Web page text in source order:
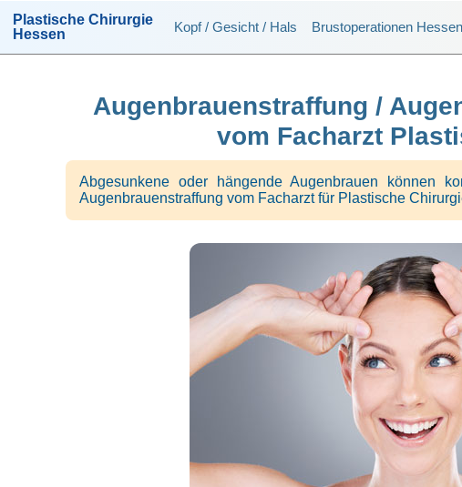
Plastische Chirurgie
Hessen
Kopf / Gesicht / Hals Brustoperationen Hessen
Augenbrauenstraffung /
vom Facharzt
Abgesunkene oder hängende Augenbrauen können
Augenbrauenstraffung vom Facharzt für Plastische